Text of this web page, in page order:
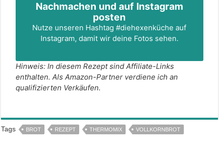
Nachmachen und auf Instagram
posten
Nutze unseren Hashtag#diehexenküche auf
Instagram, damit wir deine Fotos sehen.
Hinweis: In diesem Rezept sind Affiliate-Links
enthalten. Als Amazon-Partner verdiene ich an
qualifizierten Verkäufen.
Tags BROT REZEPT THERMOMIX VOLLKORNBROT